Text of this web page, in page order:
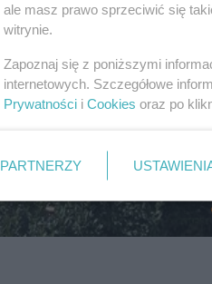
ale masz prawo sprzeciwić się
witrynie.
Zapoznaj się z poniższymi
internetowych. Szczegółowe
Prywatności i Cookies oraz po
PARTNERZY